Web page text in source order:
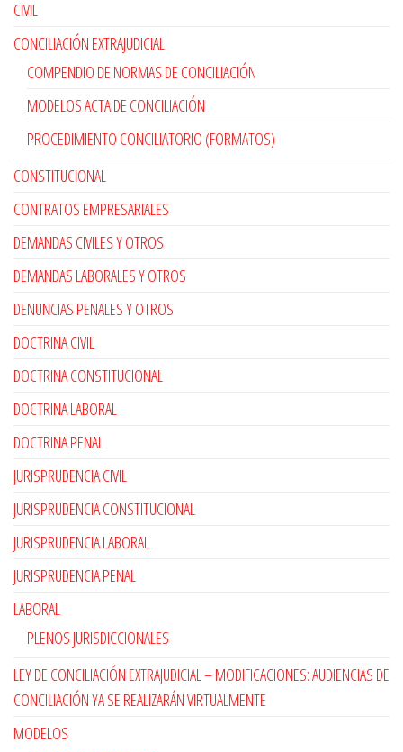
CIVIL
CONCILIACIÓN EXTRAJUDICIAL
COMPENDIO DE NORMAS DE CONCILIACIÓN
MODELOS ACTA DE CONCILIACIÓN
PROCEDIMIENTO CONCILIATORIO (FORMATOS)
CONSTITUCIONAL
CONTRATOS EMPRESARIALES
DEMANDAS CIVILES Y OTROS
DEMANDAS LABORALES Y OTROS
DENUNCIAS PENALES Y OTROS
DOCTRINA CIVIL
DOCTRINA CONSTITUCIONAL
DOCTRINA LABORAL
DOCTRINA PENAL
JURISPRUDENCIA CIVIL
JURISPRUDENCIA CONSTITUCIONAL
JURISPRUDENCIA LABORAL
JURISPRUDENCIA PENAL
LABORAL
PLENOS JURISDICCIONALES
LEY DE CONCILIACIÓN EXTRAJUDICIAL – MODIFICACIONES: AUDIENCIAS DE
CONCILIACIÓN YA SE REALIZARÁN VIRTUALMENTE
MODELOS